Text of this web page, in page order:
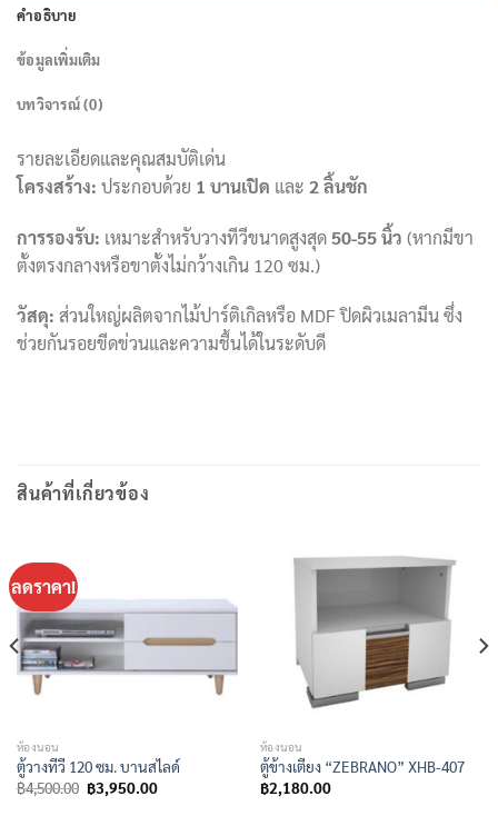
คำอธิบาย
ข้อมูลเพิ่มเติม
บทวิจารณ์ (0)
รายละเอียดและคุณสมบัติเด่น
โครงสร้าง: ประกอบด้วย 1 บานเปิด และ 2 ลิ้นชัก
การรองรับ: เหมาะสำหรับวางทีวีขนาดสูงสุด50-55 นิ้ว (หากมีขา
ตั้งตรงกลางหรือขาตั้งไม่กว้างเกิน 120 ซม.)
วัสดุ: ส่วนใหญ่ผลิตจากไม้ปาร์ติเกิลหรือ MDF ปิดผิวเมลามีน ซึ่ง
ช่วยกันรอยขีดข่วนและความชื้นได้ในระดับดี
สินค้าที่เกี่ยวข้อง
ลดราคา!
ห้องนอน
ตู้วางทีวี 120 ซม. บานสไลด์
฿4,500.00 Original
price
฿3,950.00Current
ห้องนอน
ตู้ข้างเตียง “ZEBRANO” XHB-407
฿2,180.00